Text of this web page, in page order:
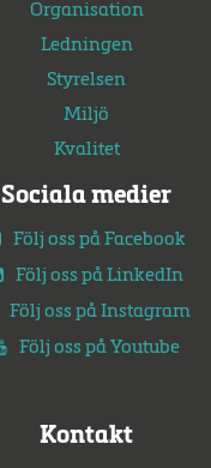
Organisation
Ledningen
Styrelsen
Miljö
Kvalitet
Sociala medier
Följ oss på Facebook
Följ oss på LinkedIn
Följ oss på Instagram
Följ oss på Youtube
Kontakt